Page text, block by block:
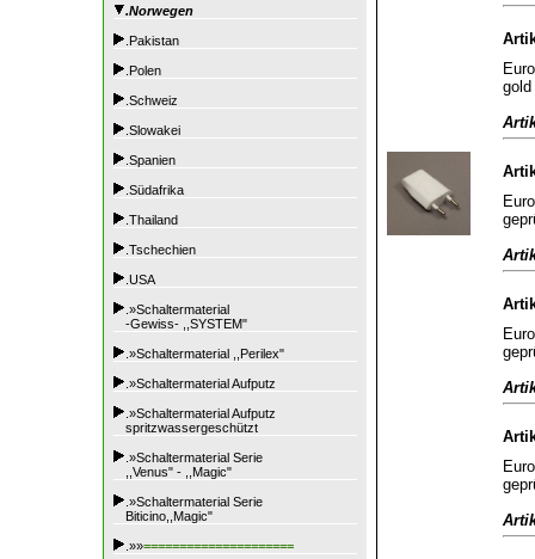
.Norwegen
.Pakistan
.Polen
.Schweiz
.Slowakei
.Spanien
.Südafrika
.Thailand
.Tschechien
.USA
.»Schaltermaterial
-Gewiss- ,,SYSTEM"
.»Schaltermaterial ,,Perilex"
.»Schaltermaterial Aufputz
.»Schaltermaterial Aufputz
spritzwassergeschützt
.»Schaltermaterial Serie
,,Venus" - ,,Magic"
.»Schaltermaterial Serie
Biticino,,Magic"
.»»=====================
gold